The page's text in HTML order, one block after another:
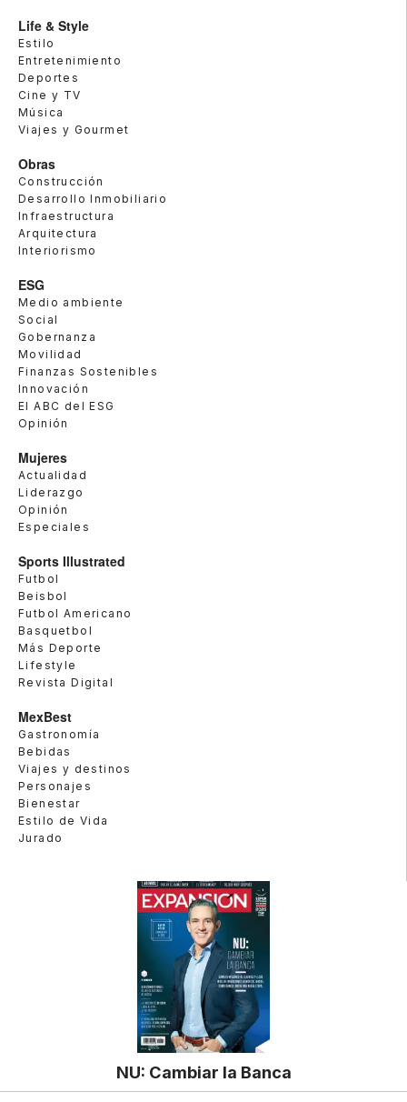
Life & Style
Estilo
Entretenimiento
Deportes
Cine y TV
Música
Viajes y Gourmet
Obras
Construcción
Desarrollo Inmobiliario
Infraestructura
Arquitectura
Interiorismo
ESG
Medio ambiente
Social
Gobernanza
Movilidad
Finanzas Sostenibles
Innovación
El ABC del ESG
Opinión
Mujeres
Actualidad
Liderazgo
Opinión
Especiales
Sports Illustrated
Futbol
Beisbol
Futbol Americano
Basquetbol
Más Deporte
Lifestyle
Revista Digital
MexBest
Gastronomía
Bebidas
Viajes y destinos
Personajes
Bienestar
Estilo de Vida
Jurado
NU: Cambiar la Banca